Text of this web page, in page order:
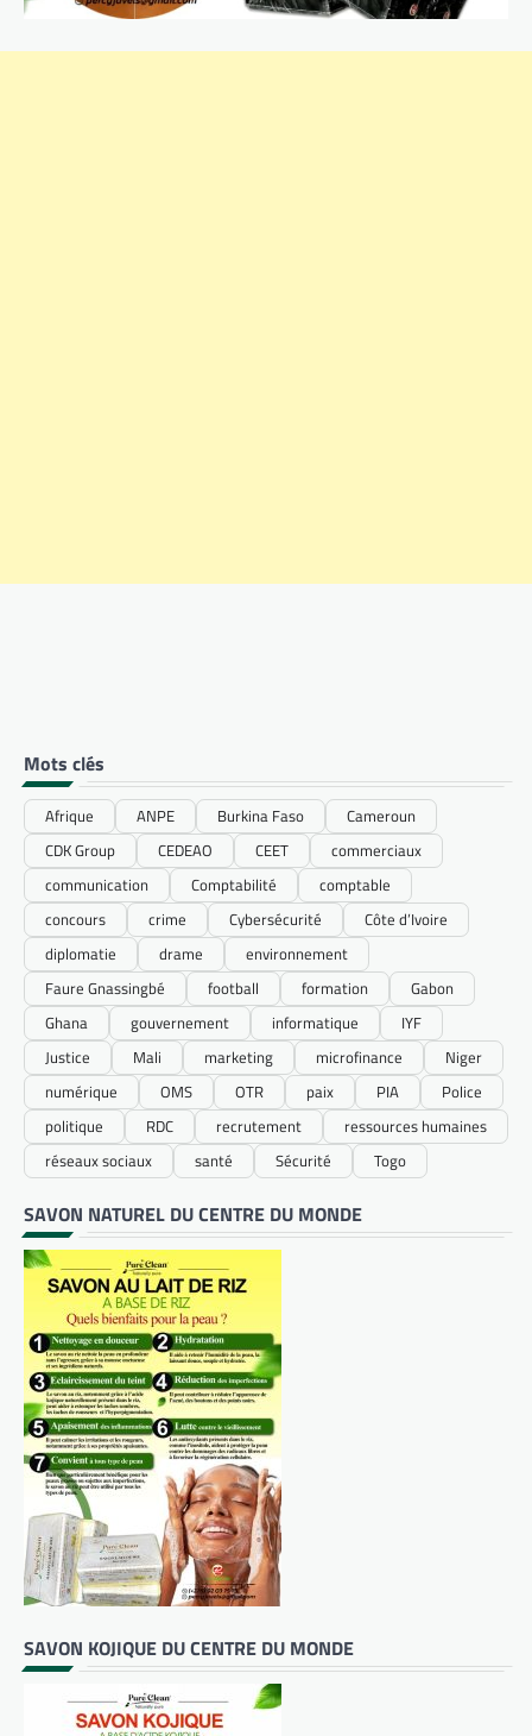
Mots clés
Afrique ANPE Burkina Faso
Cameroun
CDK Group
CEDEAO CEET
commerciaux
communication
Comptabilité
comptable
concours
crime Cybersécurité
Côte d’Ivoire
diplomatie
drame
environnement
Faure Gnassingbé
football formation
Gabon
Ghana
gouvernement informatique
IYF
Justice
Mali marketing microfinance
Niger
numérique
OMS OTR paix PIA
Police
politique
RDC recrutement
ressources humaines
réseaux sociaux
santé Sécurité Togo
SAVON NATUREL DU CENTRE DU MONDE
SAVON KOJIQUE DU CENTRE DU MONDE